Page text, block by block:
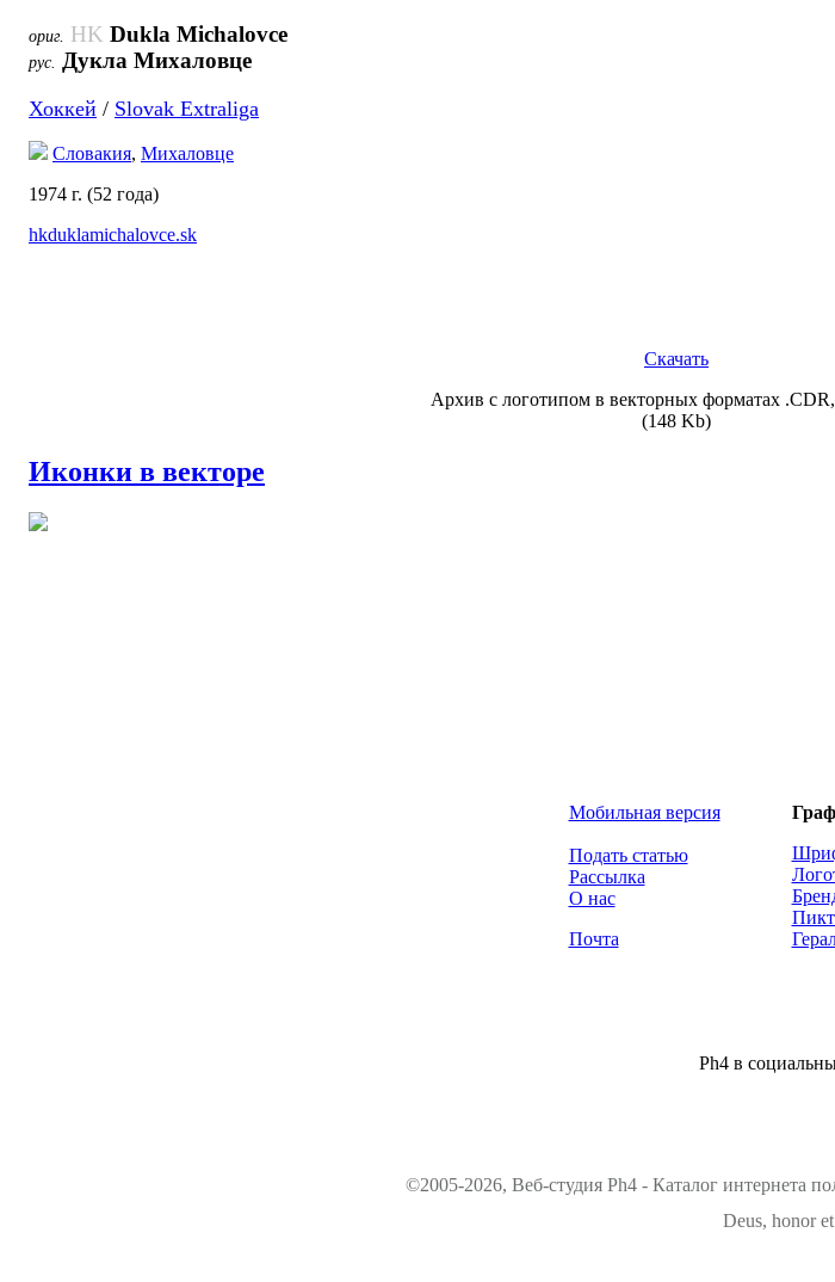
ориг. HK Dukla Michalovce
рус. Дукла Михаловце
Хоккей / Slovak Extraliga
Словакия, Михаловце
1974 г. (52 года)
hkduklamichalovce.sk
Скачать
Архив с логотипом в векторных форматах .CDR,
(148 Kb)
Иконки в векторе
Мобильная версия
Подать статью
Рассылка
О нас
Почта
Ph4 в
©2005-2026, Веб-студия Ph4 - Каталог интернета
Deus, honor